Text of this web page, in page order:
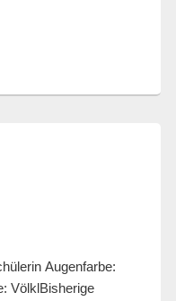
Keller
Augenfarbe:
VölklBisherige